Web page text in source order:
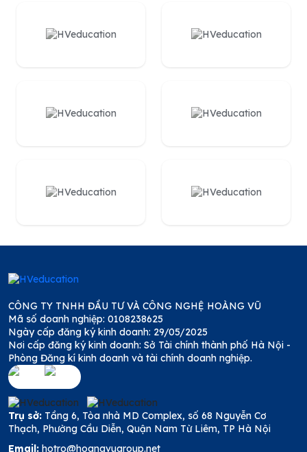
CÔNG TY TNHH ĐẦU TƯ VÀ CÔNG NGHỆ HOÀNG VŨ
Mã số doanh nghiệp: 0108238625
Ngày cấp đăng ký kinh doanh: 29/05/2025
Nơi cấp đăng ký kinh doanh: Sở Tài chính thành phố Hà Nội -
Phòng Đăng kí kinh doanh và tài chính doanh nghiệp.
Trụ sở: Tầng 6, Tòa nhà MD Complex, số 68 Nguyễn Cơ
Thạch, Phường Cầu Diễn, Quận Nam Từ Liêm, TP Hà Nội
Email: hotro@hoangvugroup.net